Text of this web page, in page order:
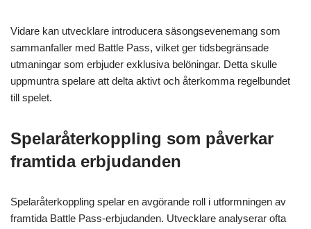
Vidare kan utvecklare introducera säsongsevenemang som
sammanfaller med Battle Pass, vilket ger tidsbegränsade
utmaningar som erbjuder exklusiva belöningar. Detta skulle
uppmuntra spelare att delta aktivt och återkomma regelbundet
till spelet.
Spelaråterkoppling som påverkar
framtida erbjudanden
Spelaråterkoppling spelar en avgörande roll i utformningen av
framtida Battle Pass-erbjudanden. Utvecklare analyserar ofta